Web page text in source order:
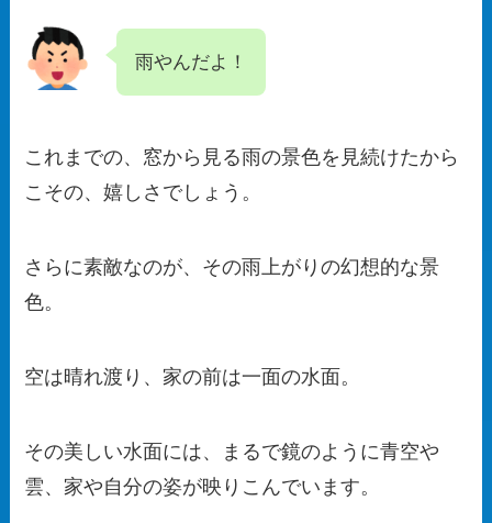
雨やんだよ！
これまでの、窓から見る雨の景色を見続けたから
こその、嬉しさでしょう。
さらに素敵なのが、その雨上がりの幻想的な景
色。
空は晴れ渡り、家の前は一面の水面。
その美しい水面には、まるで鏡のように青空や
雲、家や自分の姿が映りこんでいます。